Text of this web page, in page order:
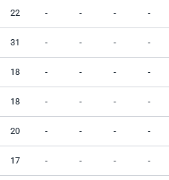
22 - - - -
31 - - - -
18 - - - -
18 - - - -
20 - - - -
17 - - - -